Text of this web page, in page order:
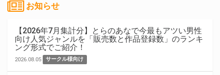
お知らせ
【2026年7月集計分】とらのあなで今最もアツい男性
向け人気ジャンルを「販売数と作品登録数」のランキ
ング形式でご紹介！
2026.08.05 サークル様向け